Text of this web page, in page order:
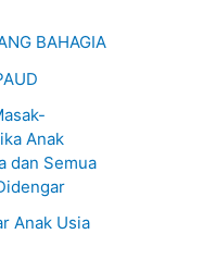
BAHAGIA
Anak
dan Semua
Anak Usia